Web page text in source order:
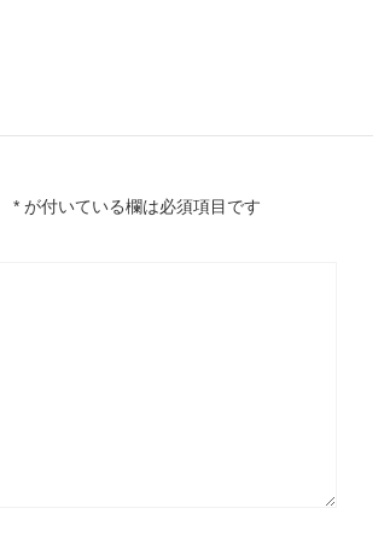
* が付いている欄は必須項目です